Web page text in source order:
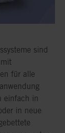
sind
für alle
einfach in
in neue